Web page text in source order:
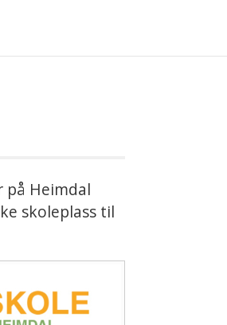
på Heimdal
skoleplass til